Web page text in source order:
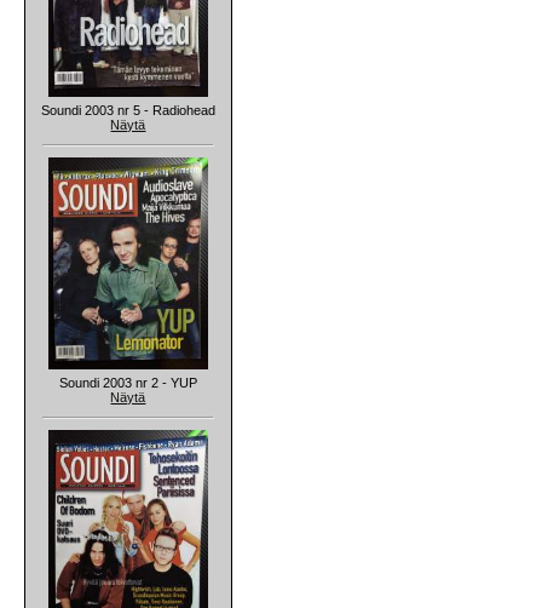
Soundi 2003 nr 5 - Radiohead
Näytä
Soundi 2003 nr 2 - YUP
Näytä